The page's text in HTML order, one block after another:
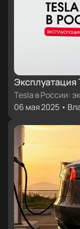
Эксплуатация
ответы
Tesla в России:
06 мая 2025 •